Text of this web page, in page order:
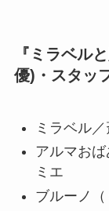
『ミラベル
優)・スタッ
ミラベル
アルマお
ミエ
ブルーノ